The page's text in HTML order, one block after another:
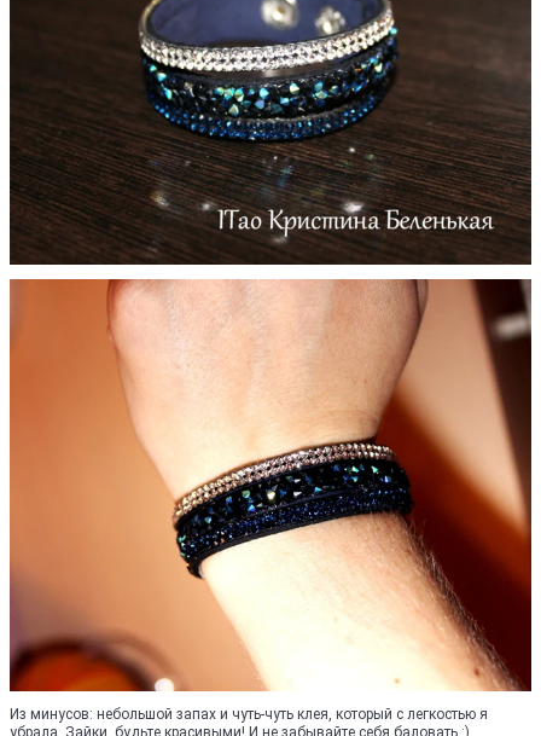
Из минусов: небольшой запах и чуть-чуть клея, который с легкостью я
убрала. Зайки, будьте красивыми! И не забывайте себя баловать :)